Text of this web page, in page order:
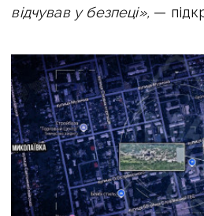
відчував у безпеці», —